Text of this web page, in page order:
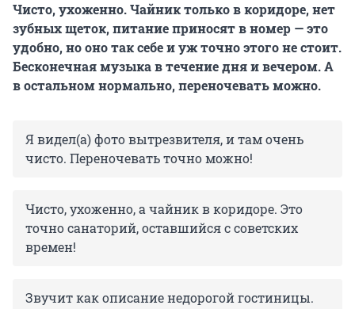
Чисто, ухоженно. Чайник только в коридоре, нет
зубных щеток, питание приносят в номер — это
удобно, но оно так себе и уж точно этого не стоит.
Бесконечная музыка в течение дня и вечером. А
в остальном нормально, переночевать можно.
Я видел(а) фото вытрезвителя, и там очень
чисто. Переночевать точно можно!
Чисто, ухоженно, а чайник в коридоре. Это
точно санаторий, оставшийся с советских
времен!
Звучит как описание недорогой гостиницы.